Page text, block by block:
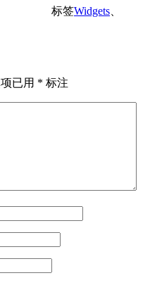
标签Widgets
已用 * 标注